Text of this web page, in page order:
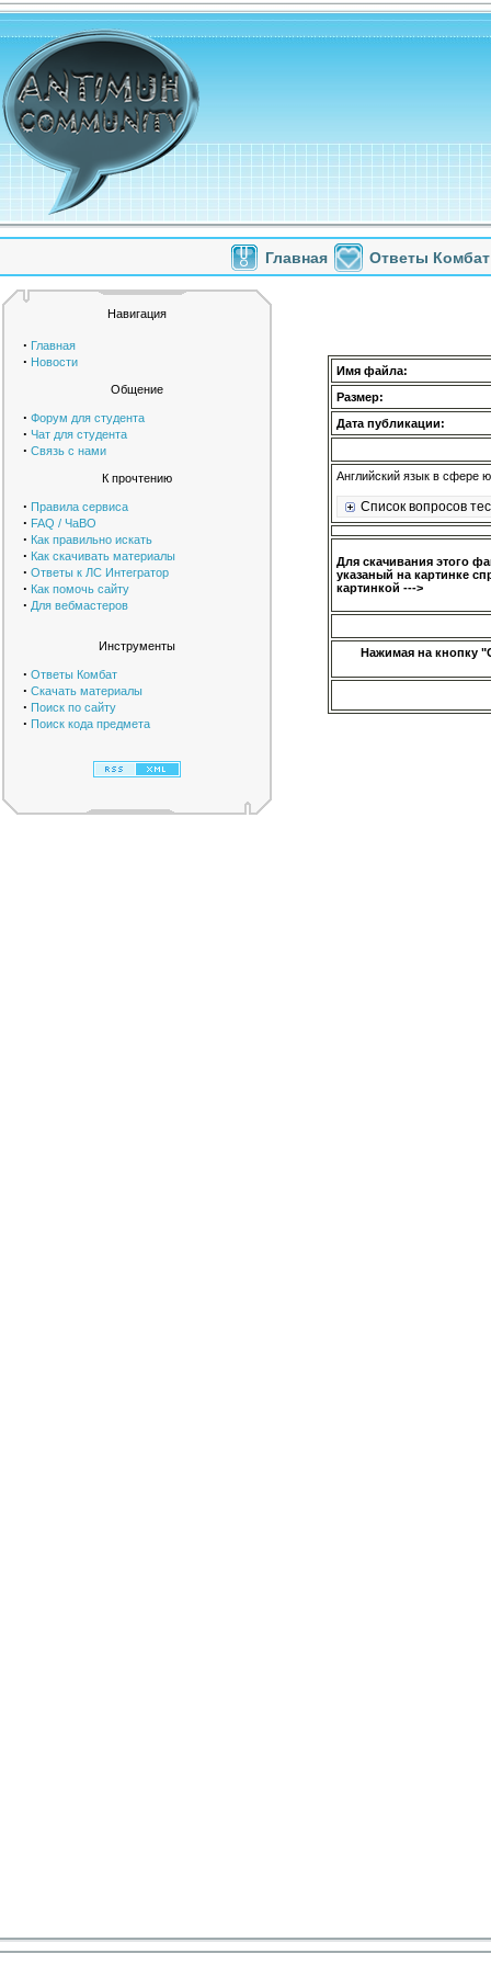
Главная Ответы Комбат
Навигация
· Главная
· Новости
Общение
· Форум для студента
· Чат для студента
· Связь с нами
К прочтению
· Правила сервиса
· FAQ / ЧаВО
· Как правильно искать
· Как скачивать материалы
· Ответы к ЛС Интегратор
· Как помочь сайту
· Для вебмастеров
Инструменты
· Ответы Комбат
· Скачать материалы
· Поиск по сайту
· Поиск кода предмета
Имя файла:
Размер:
Дата публикации:
Английский язык в сфере
Список вопросов
Для скачивания этого
указаный на картинке
картинкой --->
Нажимая на кнопку